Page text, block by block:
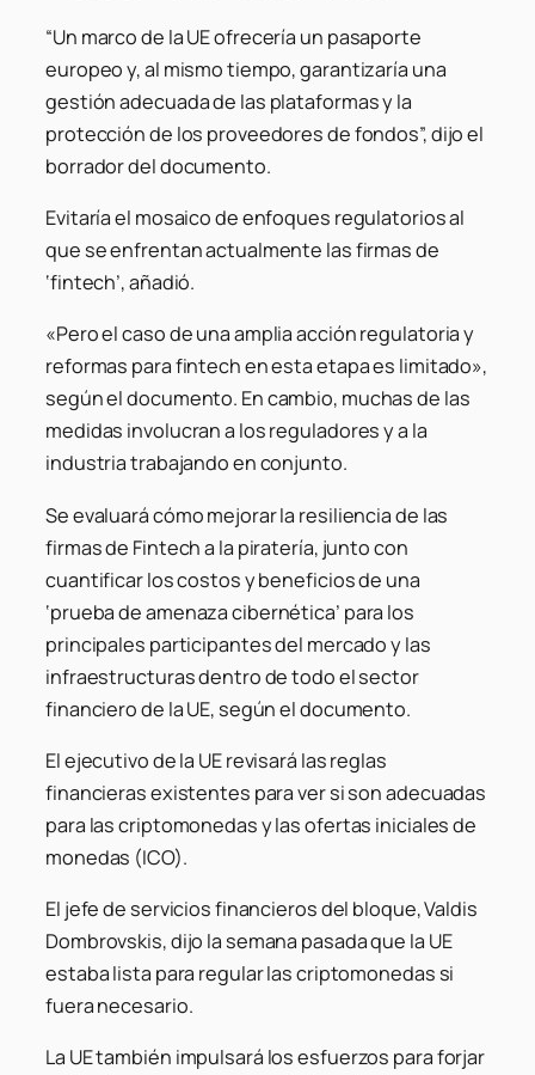
“Un marco de la UE ofrecería un pasaporte
europeo y, al mismo tiempo, garantizaría una
gestión adecuada de las plataformas y la
protección de los proveedores de fondos”, dijo el
borrador del documento.
Evitaría el mosaico de enfoques regulatorios al
que se enfrentan actualmente las firmas de
‘fintech’, añadió.
«Pero el caso de una amplia acción regulatoria y
reformas para fintech en esta etapa es limitado»,
según el documento. En cambio, muchas de las
medidas involucran a los reguladores y a la
industria trabajando en conjunto.
Se evaluará cómo mejorar la resiliencia de las
firmas de Fintech a la piratería, junto con
cuantificar los costos y beneficios de una
‘prueba de amenaza cibernética’ para los
principales participantes del mercado y las
infraestructuras dentro de todo el sector
financiero de la UE, según el documento.
El ejecutivo de la UE revisará las reglas
financieras existentes para ver si son adecuadas
para las criptomonedas y las ofertas iniciales de
monedas (ICO).
El jefe de servicios financieros del bloque, Valdis
Dombrovskis, dijo la semana pasada que la UE
estaba lista para regular las criptomonedas si
fuera necesario.
La UE también impulsará los esfuerzos para forjar